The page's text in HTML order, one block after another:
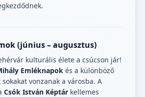
(június – augusztus)
kulturális élete a csúcson jár!
Emléknapok és a különböző
vonzanak a városba. A
Csók István Képtár kellemes